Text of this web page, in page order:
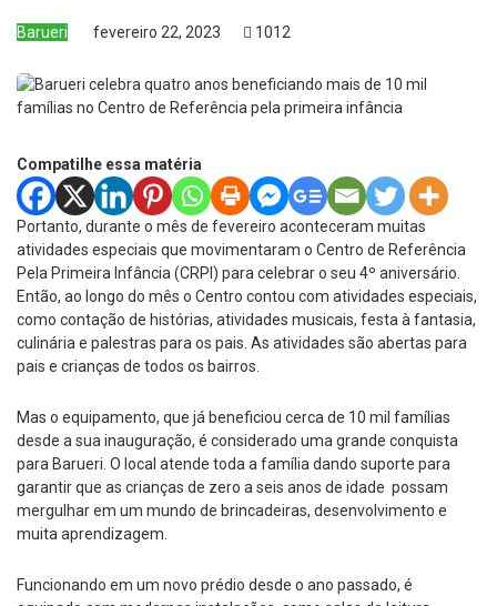
Barueri fevereiro 22, 2023 1012
Compatilhe essa matéria
Portanto, durante o mês de fevereiro aconteceram muitas
atividades especiais que movimentaram o Centro de Referência
Pela Primeira Infância (CRPI) para celebrar o seu 4º aniversário.
Então, ao longo do mês o Centro contou com atividades especiais,
como contação de histórias, atividades musicais, festa à fantasia,
culinária e palestras para os pais. As atividades são abertas para
pais e crianças de todos os bairros.
Mas o equipamento, que já beneficiou cerca de 10 mil famílias
desde a sua inauguração, é considerado uma grande conquista
para Barueri. O local atende toda a família dando suporte para
garantir que as crianças de zero a seis anos de idade possam
mergulhar em um mundo de brincadeiras, desenvolvimento e
muita aprendizagem.
Funcionando em um novo prédio desde o ano passado, é